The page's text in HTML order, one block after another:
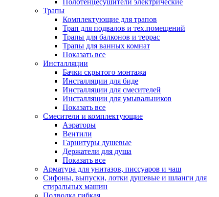
Полотенцесушители электрические
Трапы
Комплектующие для трапов
Трап для подвалов и тех.помещений
Трапы для балконов и террас
Трапы для ванных комнат
Показать все
Инсталляции
Бачки скрытого монтажа
Инсталляции для биде
Инсталляции для смесителей
Инсталляции для умывальников
Показать все
Смесители и комплектующие
Аэраторы
Вентили
Гарнитуры душевые
Держатели для душа
Показать все
Арматура для унитазов, писсуаров и чаш
Сифоны, выпуски, лотки душевые и шланги для
стиральных машин
Подводка гибкая